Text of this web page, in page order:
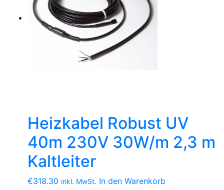
Heizkabel Robust UV
40m 230V 30W/m 2,3 m
Kaltleiter
€318.30 inkl. MwSt. In den Warenkorb